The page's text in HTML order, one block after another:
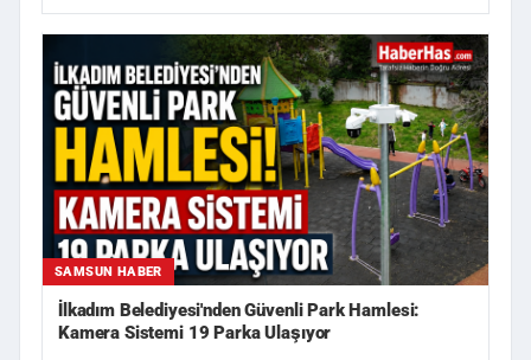
SAMSUN HABER
İlkadım Belediyesi'nden Güvenli Park Hamlesi:
Kamera Sistemi 19 Parka Ulaşıyor